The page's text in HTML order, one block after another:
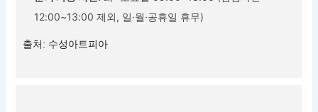
12:00~13:00 제외, 일·월·공휴일 휴무)
출처: 수성아트피아